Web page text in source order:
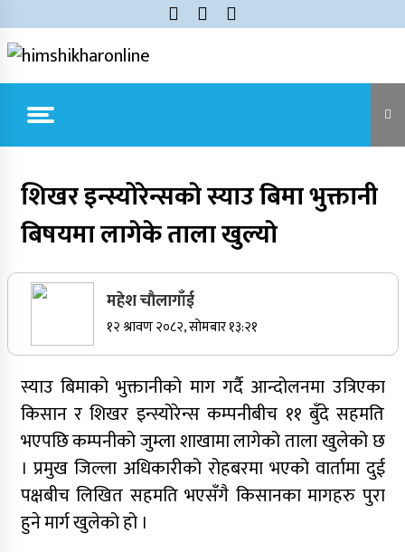
to
content
Himshikhar Online
जुम्लाबाट सुर्खेत र नेपालगञ्जतर्फ लैजाँदै गरिएको १८०
कार्टुन स्याउ प्रहरीले नियन्त्रणमा
सर्वोच्चले खारेज गर्‍यो दानबहादुर बुढाको रिट,
पदमुक्तिको निर्णय कायम
नेपाली कांग्रेसका वरिष्ठ नेता गोपालमान श्रेष्ठको निधन
सुर्खेतमा जिप दुर्घटना,१५ जना घाइते
शिखर इन्स्योरेन्सकाे स्याउ बिमा भुक्तानी
बिषयमा लागेके ताला खुल्याे
महेश चाैलागाँई
१२ श्रावण २०८२, सोमबार १३:२१
स्याउ बिमाको भुक्तानीको माग गर्दै आन्दोलनमा उत्रिएका
किसान र शिखर इन्स्योरेन्स कम्पनीबीच ११ बुँदे सहमति
भएपछि कम्पनीको जुम्ला शाखामा लागेको ताला खुलेको छ
। प्रमुख जिल्ला अधिकारीको रोहबरमा भएको वार्तामा दुई
पक्षबीच लिखित सहमति भएसँगै किसानका मागहरु पुरा
हुने मार्ग खुलेको हो ।